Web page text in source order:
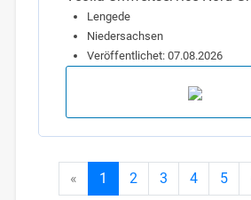
Lengede
Niedersachsen
Veröffentlichet: 07.08.2026
« 1 2 3 4 5